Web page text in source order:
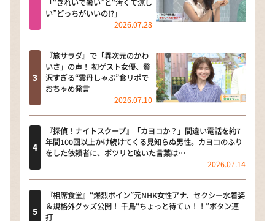
ぺこぱのまるスポ
「“きれいで暑い”と“汚くて涼し
い”どっちがいいの!?」
2026.07.28
『旅サラダ』で「異次元のかわ
いさ」の声！ 初ゲスト女優、贅
沢すぎる“雲丹しゃぶ”食リポで
おちゃめ発言
2026.07.10
『探偵！ナイトスクープ』「カヨコか？」間違い電話を約7
年間100回以上かけ続けてくる見知らぬ男性。カヨコのふり
をした依頼者に、ポツリと呟いた言葉は…
2026.07.14
『相席食堂』“爆烈ボイン”元NHK女性アナ、セクシー水着姿
＆規格外グッズ公開！ 千鳥“ちょっと待てぃ！！”ボタン連
打